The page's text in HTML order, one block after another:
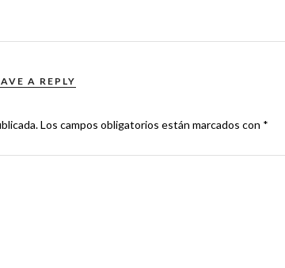
A REPLY
Los campos obligatorios están marcados con *